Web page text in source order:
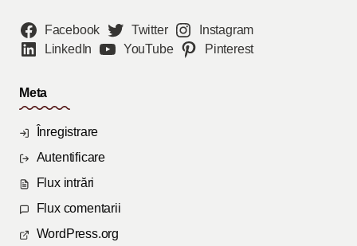
Facebook Twitter
Instagram
LinkedIn
YouTube Pinterest
Meta
Înregistrare
Autentificare
Flux intrări
Flux comentarii
WordPress.org